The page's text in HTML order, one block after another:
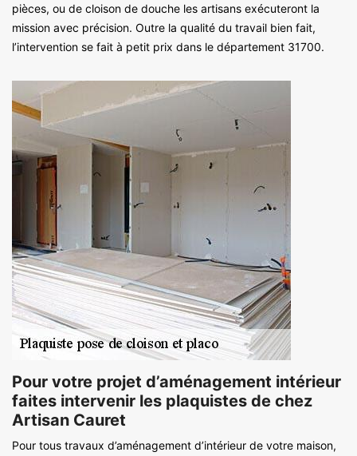
pièces, ou de cloison de douche les artisans exécuteront la
mission avec précision. Outre la qualité du travail bien fait,
l’intervention se fait à petit prix dans le département 31700.
Pour votre projet d’aménagement intérieur
faites intervenir les plaquistes de chez
Artisan Cauret
Pour tous travaux d’aménagement d’intérieur de votre maison,